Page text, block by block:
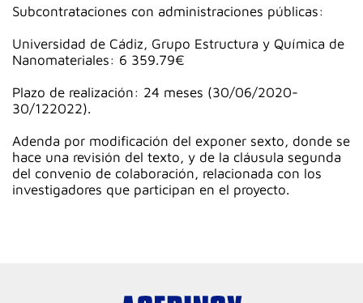
Subcontrataciones con administraciones públicas:
Universidad de Cádiz, Grupo Estructura y Química de
Nanomateriales: 6 359.79€
Plazo de realización: 24 meses (30/06/2020-
30/122022).
Adenda por modificación del exponer sexto, donde se
hace una revisión del texto, y de la cláusula segunda
del convenio de colaboración, relacionada con los
investigadores que participan en el proyecto.